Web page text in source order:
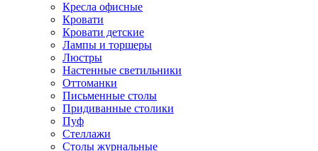
Кресла офисные
Кровати
Кровати детские
Лампы и торшеры
Люстры
Настенные светильники
Оттоманки
Письменные столы
Придиванные столики
Пуф
Стеллажи
Столы журнальные